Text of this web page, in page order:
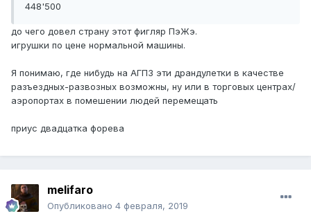
448'500
до чего довел страну этот фигляр ПэЖэ.
игрушки по цене нормальной машины.
Я понимаю, где нибудь на АГПЗ эти драндулетки в качестве
разъездных-развозных возможны, ну или в торговых центрах/
аэропортах в помешении людей перемещать
приус двадцатка форева
melifaro
Опубликовано 4 февраля, 2019